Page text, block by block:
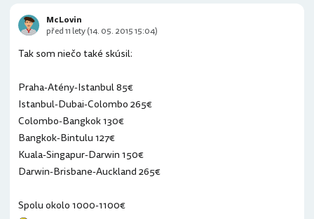
Tak som niečo také skúsil:
Praha-Atény-Istanbul 85€
Istanbul-Dubai-Colombo 265€
Colombo-Bangkok 130€
Bangkok-Bintulu 127€
Kuala-Singapur-Darwin 150€
Darwin-Brisbane-Auckland 265€
Spolu okolo 1000-1100€
McLovin
před 11 lety (14. 05. 2015 15:04)